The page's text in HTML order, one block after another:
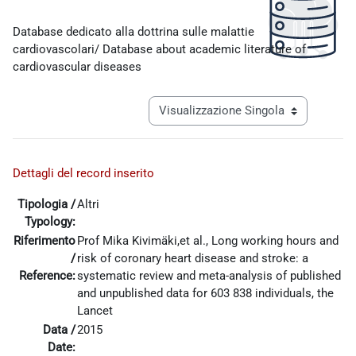
Database dedicato alla dottrina sulle malattie
cardiovascolari/ Database about academic literature of
cardiovascular diseases
Navigazione terziaria modalità
Dettagli del record inserito
Tipologia /
Typology:
Altri
Riferimento
/
Reference:
Prof Mika Kivimäki,et al., Long working hours and
risk of coronary heart disease and stroke: a
systematic review and meta-analysis of published
and unpublished data for 603 838 individuals, the
Lancet
Data /
Date:
2015